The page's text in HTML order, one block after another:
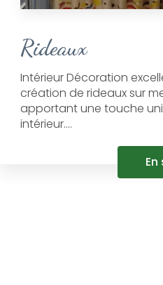
Rideaux
Intérieur Décoration
création de rideaux sur
apportant une touche
intérieur....